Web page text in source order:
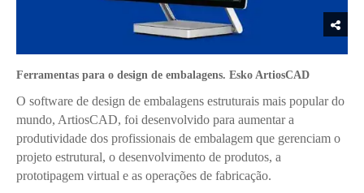
Ferramentas para o design de embalagens. Esko ArtiosCAD
O software de design de embalagens estruturais mais popular do
mundo, ArtiosCAD, foi desenvolvido para aumentar a
produtividade dos profissionais de embalagem que gerenciam o
projeto estrutural, o desenvolvimento de produtos, a
prototipagem virtual e as operações de fabricação.